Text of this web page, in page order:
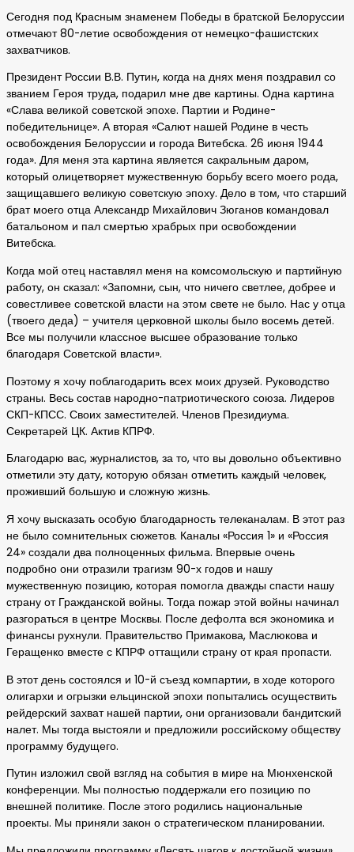
Сегодня под Красным знаменем Победы в братской Белоруссии
отмечают 80-летие освобождения от немецко-фашистских
захватчиков.
Президент России В.В. Путин, когда на днях меня поздравил со
званием Героя труда, подарил мне две картины. Одна картина
«Слава великой советской эпохе. Партии и Родине-
победительнице». А вторая «Салют нашей Родине в честь
освобождения Белоруссии и города Витебска. 26 июня 1944
года». Для меня эта картина является сакральным даром,
который олицетворяет мужественную борьбу всего моего рода,
защищавшего великую советскую эпоху. Дело в том, что старший
брат моего отца Александр Михайлович Зюганов командовал
батальоном и пал смертью храбрых при освобождении
Витебска.
Когда мой отец наставлял меня на комсомольскую и партийную
работу, он сказал: «Запомни, сын, что ничего светлее, добрее и
совестливее советской власти на этом свете не было. Нас у отца
(твоего деда) – учителя церковной школы было восемь детей.
Все мы получили классное высшее образование только
благодаря Советской власти».
Поэтому я хочу поблагодарить всех моих друзей. Руководство
страны. Весь состав народно-патриотического союза. Лидеров
СКП-КПСС. Своих заместителей. Членов Президиума.
Секретарей ЦК. Актив КПРФ.
Благодарю вас, журналистов, за то, что вы довольно объективно
отметили эту дату, которую обязан отметить каждый человек,
проживший большую и сложную жизнь.
Я хочу высказать особую благодарность телеканалам. В этот раз
не было сомнительных сюжетов. Каналы «Россия 1» и «Россия
24» создали два полноценных фильма. Впервые очень
подробно они отразили трагизм 90-х годов и нашу
мужественную позицию, которая помогла дважды спасти нашу
страну от Гражданской войны. Тогда пожар этой войны начинал
разгораться в центре Москвы. После дефолта вся экономика и
финансы рухнули. Правительство Примакова, Маслюкова и
Геращенко вместе с КПРФ оттащили страну от края пропасти.
В этот день состоялся и 10-й съезд компартии, в ходе которого
олигархи и огрызки ельцинской эпохи попытались осуществить
рейдерский захват нашей партии, они организовали бандитский
налет. Мы тогда выстояли и предложили российскому обществу
программу будущего.
Путин изложил свой взгляд на события в мире на Мюнхенской
конференции. Мы полностью поддержали его позицию по
внешней политике. После этого родились национальные
проекты. Мы приняли закон о стратегическом планировании.